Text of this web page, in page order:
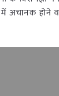
अचानक